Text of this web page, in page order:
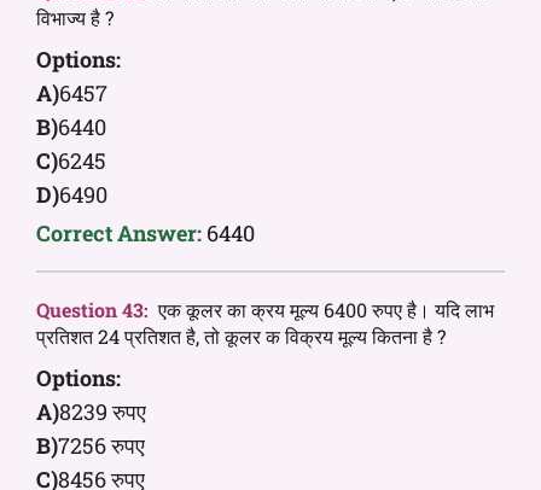
विभाज्य है ?
Options:
A)6457
B)6440
C)6245
D)6490
Correct Answer: 6440
Question 43: एक कूलर का क्रय मूल्य 6400 रुपए है। यदि लाभ
प्रतिशत 24 प्रतिशत है, तो कूलर क विक्रय मूल्य कितना है ?
Options:
A)8239 रुपए
B)7256 रुपए
C)8456 रुपए